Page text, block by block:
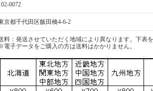
0072
京都千代田区飯田橋4-6-2
料：発送させていただく地域により異なります。下表を
電子データをご購入の方は送料はかかりません。